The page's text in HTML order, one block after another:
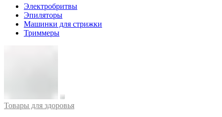
Электробритвы
Эпиляторы
Машинки для стрижки
Триммеры
Товары для здоровья